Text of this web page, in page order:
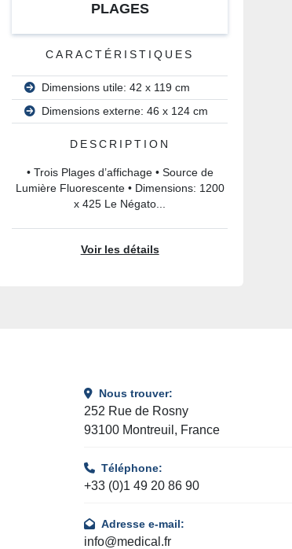
PLAGES
CARACTÉRISTIQUES
Dimensions utile: 42 x 119 cm
Dimensions externe: 46 x 124 cm
DESCRIPTION
• Trois Plages d’affichage • Source de
Lumière Fluorescente • Dimensions: 1200
x 425 Le Négato...
Voir les détails
Nous trouver:
252 Rue de Rosny
93100 Montreuil, France
Téléphone:
+33 (0)1 49 20 86 90
Adresse e-mail:
info@medical.fr